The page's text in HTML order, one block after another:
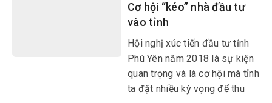
ty TNHH Trang trại bò sữa
Công nghệ cao Phú Yên.
Cơ hội “kéo” nhà đầu tư
vào tỉnh
Hội nghị xúc tiến đầu tư tỉnh
Phú Yên năm 2018 là sự kiện
quan trọng và là cơ hội mà tỉnh
ta đặt nhiều kỳ vọng để thu